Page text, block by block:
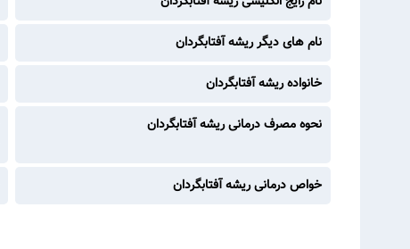
نام های دیگر ریشه آفتابگردان
خانواده ریشه آفتابگردان
نحوه مصرف درمانی ریشه آفتابگردان
خواص درمانی ریشه آفتابگردان